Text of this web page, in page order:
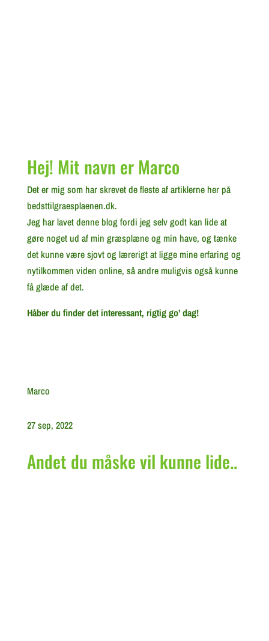
Hej! Mit navn er Marco
Det er mig som har skrevet de fleste af artiklerne her på
bedsttilgraesplaenen.dk.
Jeg har lavet denne blog fordi jeg selv godt kan lide at
gøre noget ud af min græsplæne og min have, og tænke
det kunne være sjovt og lærerigt at ligge mine erfaring og
nytilkommen viden online, så andre muligvis også kunne
få glæde af det.
Håber du finder det interessant, rigtig go’ dag!
Marco
27 sep, 2022
Andet du måske vil kunne lide..